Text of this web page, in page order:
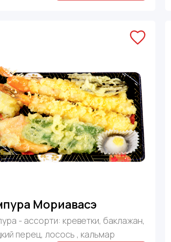
Мориавасэ
- ассорти: креветки, баклажан,
перец, лосось , кальмар